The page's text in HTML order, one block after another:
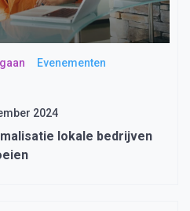
Evenementen
2024
lokale bedrijven